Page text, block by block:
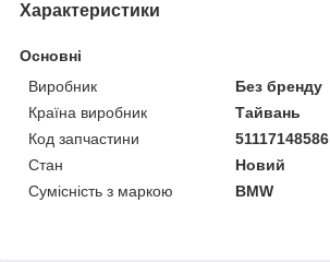
Характеристики
Основні
Виробник
Без бренду
Країна виробник
Тайвань
Код запчастини
51117148586
Стан
Новий
Сумісність з маркою
BMW